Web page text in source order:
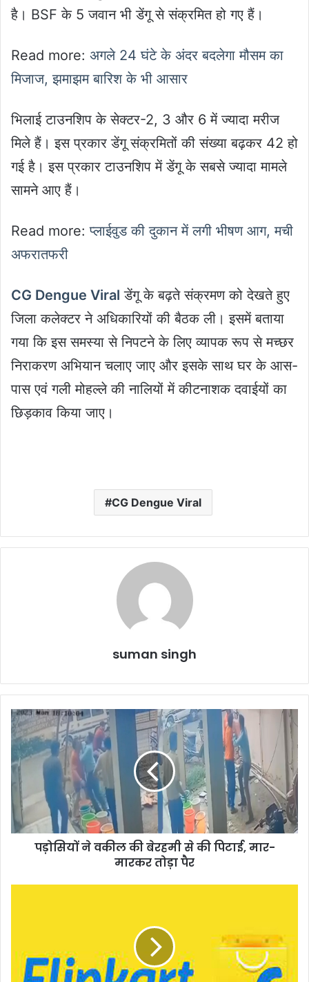
है। BSF के 5 जवान भी डेंगू से संक्रमित हो गए हैं।
Read more: अगले 24 घंटे के अंदर बदलेगा मौसम ​का
मिजाज, झमाझम बारिश के भी आसार
भिलाई टाउनशिप के सेक्टर-2, 3 और 6 में ज्यादा मरीज
मिले हैं। इस प्रकार डेंगू संक्रमितों की संख्या बढ़कर 42 हो
गई है। इस प्रकार टाउनशिप में डेंगू के सबसे ज्यादा मामले
सामने आए हैं।
Read more:प्लाईवुड की दुकान में लगी भीषण आग, मची
अफरातफरी
CG Dengue Viral डेंगू के बढ़ते संक्रमण को देखते हुए
जिला कलेक्टर ने अधिकारियों की बैठक ली। इसमें बताया
गया कि इस समस्या से निपटने के लिए व्यापक रूप से मच्छर
निराकरण अभियान चलाए जाए और इसके साथ घर के आस-
पास एवं गली मोहल्ले की नालियों में कीटनाशक दवाईयों का
छिड़काव किया जाए।
CG Dengue Viral
suman singh
पड़ोसियों
ने
वकील
की
बेरहमी
की
पिटाई,
मार-
पड़ोसियों ने वकील की बेरहमी से की पिटाई, मार-
मारकर तोड़ा पैर